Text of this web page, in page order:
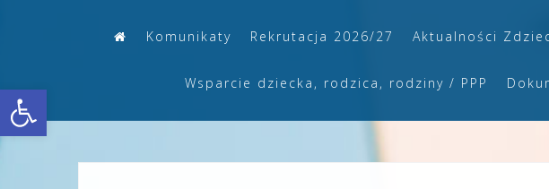
Otwórz pasek narzędzi
Komunikaty Rekrutacja 2026/27 Aktualności
Wsparcie dziecka, rodzica, rodziny / PPP